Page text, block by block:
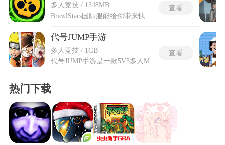
多人竞技 / 1348MB
查看
代号JUMP手游
多人竞技 / 1GB
代号JUMP手游是一款5V5多人MOBA竞技玩法游戏。玩家将操控来自火影忍者、海贼王以及死神等JUMP经典漫画的人气角色，每位英雄都拥有专属的潜能培养系统，可通过升级解锁不同的战斗特性。代号JUMP手游的核心模式不仅包含传统的三路推塔对抗，还加入了需要穿越复杂3D平台的竞速关卡，玩家必须在高速移动中利用反应与操作技巧跨越障碍，争夺先机。丰富的角色阵容与多元玩法，让对战过程充满变化与策略性。
查看
热门下载